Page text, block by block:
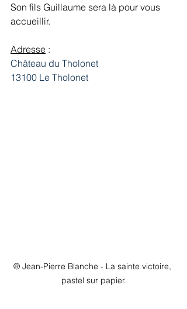
Son fils Guillaume sera là pour vous
accueillir.
Adresse :
Château du Tholonet
13100 Le Tholonet
® Jean-Pierre Blanche - La sainte victoire,
pastel sur papier.